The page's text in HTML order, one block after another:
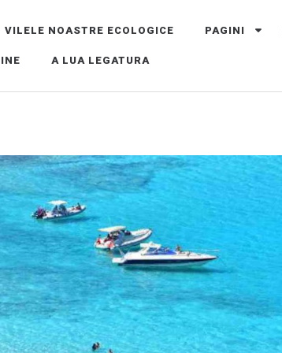
GRECIA
VILELE NOASTRE ECOLOGICE PAGINI
A LUA LEGATURA